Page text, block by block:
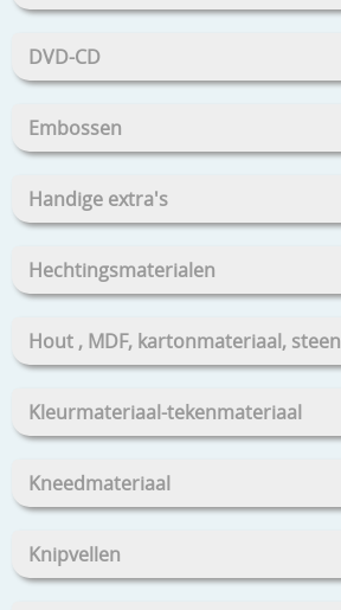
DVD-CD
Embossen
Handige extra's
Hechtingsmaterialen
Hout , MDF, kartonmateriaal, steen
Kleurmateriaal-tekenmateriaal
Kneedmateriaal
Knipvellen